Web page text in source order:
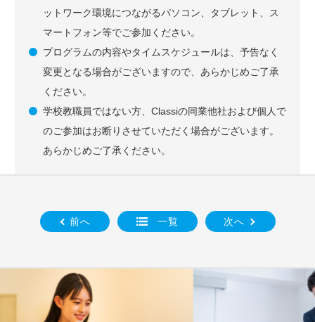
ットワーク環境につながるパソコン、タブレット、ス
マートフォン等でご参加ください。
プログラムの内容やタイムスケジュールは、予告なく
変更となる場合がございますので、あらかじめご了承
ください。
学校教職員ではない方、Classiの同業他社および個人で
のご参加はお断りさせていただく場合がございます。
あらかじめご了承ください。
前へ 一覧 次へ